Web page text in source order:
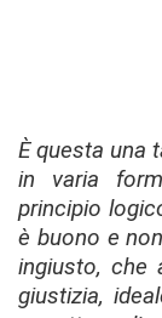
È questa una
in varia
principio
è buono e
ingiusto, che
giustizia,